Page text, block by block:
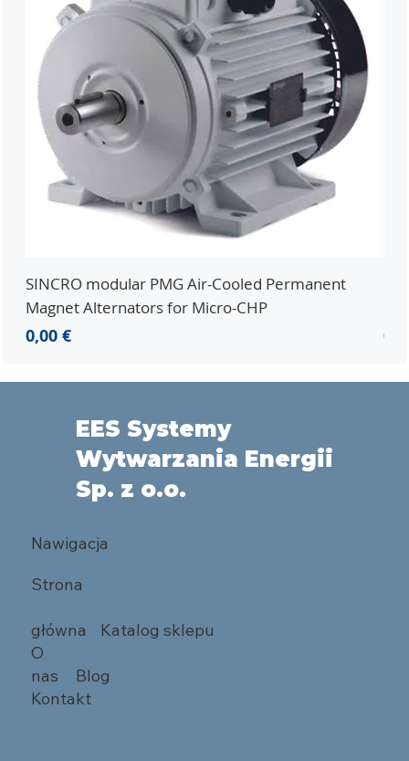
SINCRO modular PMG Air-Cooled Permanent
Magnet Alternators for Micro-CHP
Cena
0,00 €
EES Systemy
Wytwarzania Energii
Sp. z o.o.
Nawigacja
Strona
główna
Katalog sklepu
O
nas
Blog
Kontakt